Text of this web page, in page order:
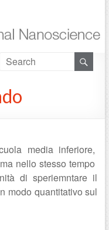
media inferiore,
nello stesso tempo
di speriemntare il
modo quantitativo sul